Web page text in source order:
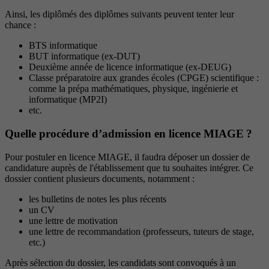
Ainsi, les diplômés des diplômes suivants peuvent tenter leur
chance :
BTS informatique
BUT informatique (ex-DUT)
Deuxième année de licence informatique (ex-DEUG)
Classe préparatoire aux grandes écoles (CPGE) scientifique :
comme la prépa mathématiques, physique, ingénierie et
informatique (MP2I)
etc.
Quelle procédure d’admission en licence MIAGE ?
Pour postuler en licence MIAGE, il faudra déposer un dossier de
candidature auprès de l'établissement que tu souhaites intégrer. Ce
dossier contient plusieurs documents, notamment :
les bulletins de notes les plus récents
un CV
une lettre de motivation
une lettre de recommandation (professeurs, tuteurs de stage,
etc.)
Après sélection du dossier, les candidats sont convoqués à un